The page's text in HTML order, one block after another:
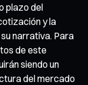
plazo del
y la
narrativa. Para
de este
siendo un
del mercado